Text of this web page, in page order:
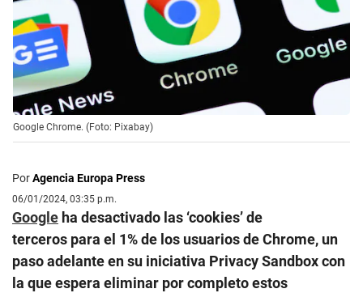
Google Chrome. (Foto: Pixabay)
PorAgencia Europa Press
06/01/2024, 03:35 p.m.
Google ha desactivado las ‘cookies’ de
terceros para el 1% de los usuarios de Chrome, un
paso adelante en su iniciativa Privacy Sandbox con
la que espera eliminar por completo estos